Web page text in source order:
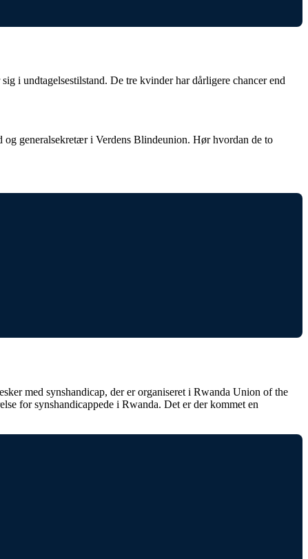
i undtagelsestilstand. De tre kvinder har dårligere chancer end
generalsekretær i Verdens Blindeunion. Hør hvordan de to
med synshandicap, der er organiseret i Rwanda Union of the
for synshandicappede i Rwanda. Det er der kommet en